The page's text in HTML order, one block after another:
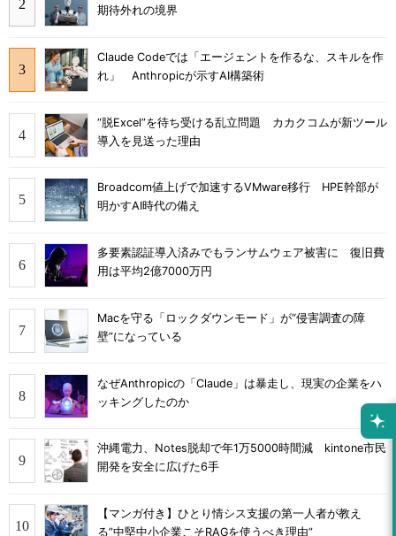
期待外れの境界
Claude Codeでは「エージェントを作るな、スキルを作
れ」 Anthropicが示すAI構築術
“脱Excel”を待ち受ける乱立問題 カカクコムが新ツール
導入を見送った理由
Broadcom値上げで加速するVMware移行 HPE幹部が
明かすAI時代の備え
多要素認証導入済みでもランサムウェア被害に 復旧費
用は平均2億7000万円
Macを守る「ロックダウンモード」が“侵害調査の障
壁”になっている
なぜAnthropicの「Claude」は暴走し、現実の企業をハ
ッキングしたのか
沖縄電力、Notes脱却で年1万5000時間減 kintone市民
開発を安全に広げた6手
【マンガ付き】ひとり情シス支援の第一人者が教え
る”中堅中小企業こそRAGを使うべき理由”